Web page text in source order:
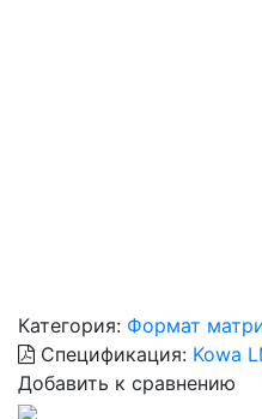
Категория: Формат
Спецификация: Kowa
Добавить к сравнению